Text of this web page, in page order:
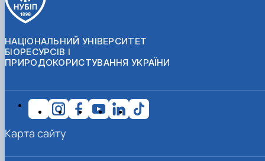
НАЦІОНАЛЬНИЙ УНІВЕРСИТЕТ
БІОРЕСУРСІВ І
ПРИРОДОКОРИСТУВАННЯ УКРАЇНИ
Карта сайту